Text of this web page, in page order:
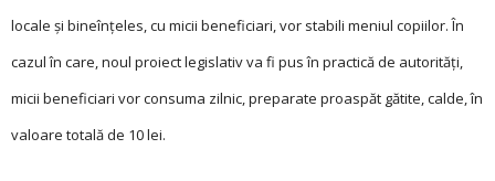
locale și bineînțeles, cu micii beneficiari, vor stabili meniul copiilor. În
cazul în care, noul proiect legislativ va fi pus în practică de autorități,
micii beneficiari vor consuma zilnic, preparate proaspăt gătite, calde, în
valoare totală de 10 lei.